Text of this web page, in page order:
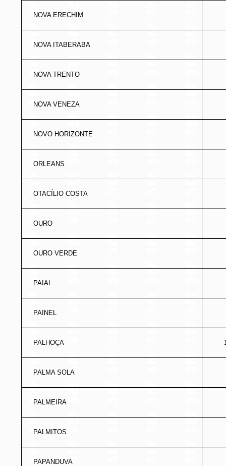
NOVA ERECHIM
NOVA ITABERABA
NOVA TRENTO
NOVA VENEZA
NOVO HORIZONTE
ORLEANS
OTACÍLIO COSTA
OURO
OURO VERDE
PAIAL
PAINEL
PALHOÇA
PALMA SOLA
PALMEIRA
PALMITOS
PAPANDUVA